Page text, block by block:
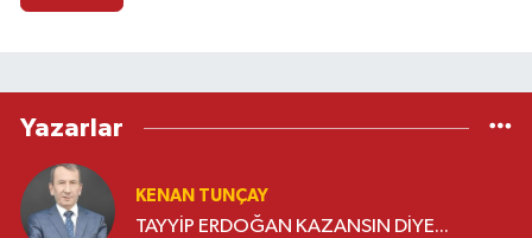
Yazarlar
KENAN TUNÇAY
TAYYİP ERDOĞAN KAZANSIN DİYE...